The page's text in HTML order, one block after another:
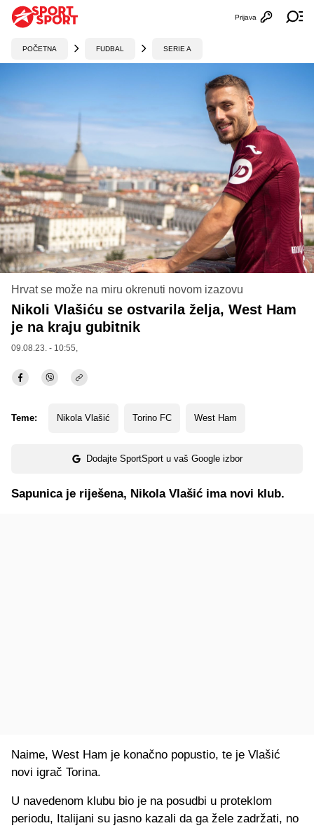
Otvori
Prijava
POČETNA FUDBAL SERIE A
Hrvat se može na miru okrenuti novom izazovu
Nikoli Vlašiću se ostvarila želja, West Ham
je na kraju gubitnik
09.08.23. - 10:55,
Teme: Nikola Vlašić Torino FC West Ham
Dodajte SportSport u vaš Google izbor
Sapunica je riješena, Nikola Vlašić ima novi klub.
Naime, West Ham je konačno popustio, te je Vlašić
novi igrač Torina.
U navedenom klubu bio je na posudbi u proteklom
periodu, Italijani su jasno kazali da ga žele zadržati, no